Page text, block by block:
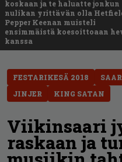
koskaan ja te haluatte jonkun
nulikan yrittävän olla
Pepper Keenan muisteli
ensimmäistä koesoittoaan
kanssa
FESTARIKESÄ 2018
JINJER
KING SATAN
Viikinsaari
raskaan ja